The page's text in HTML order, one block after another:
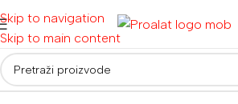
Skip to navigation
Skip to main content
Početna/ Ostalo/Roštilji, bazeni i trampolini